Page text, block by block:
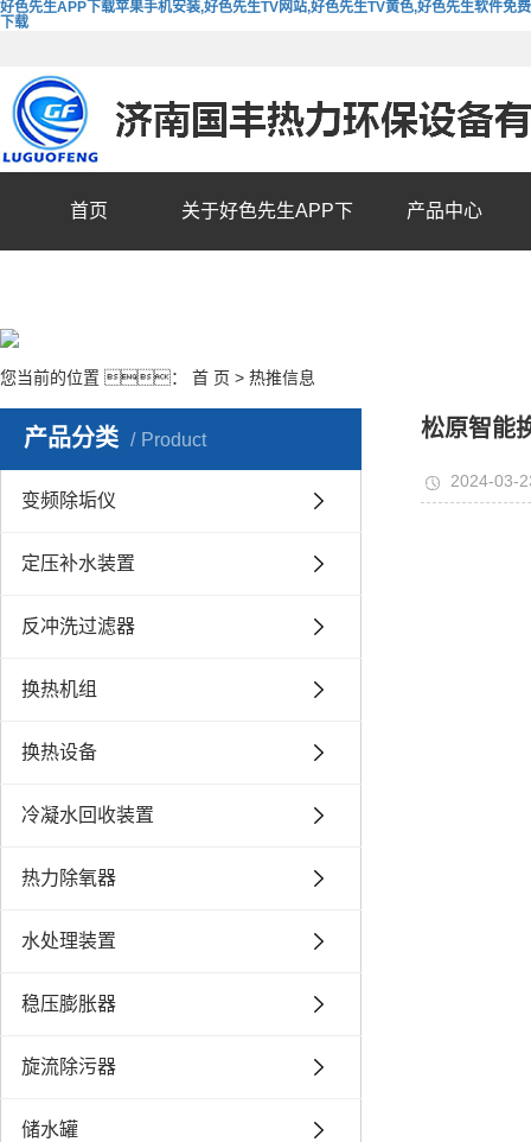
好色先生APP下载苹果手机安装,好色先生TV网站,好色先生TV黄色,好色先生软件免费
下载
首页 关于好色先生APP下 产品中心
您当前的位置 ： 首 页 > 热推信息
产品分类 Product
变频除垢仪
定压补水装置
反冲洗过滤器
换热机组
换热设备
冷凝水回收装置
热力除氧器
水处理装置
稳压膨胀器
旋流除污器
储水罐
松原智能
2024-03-